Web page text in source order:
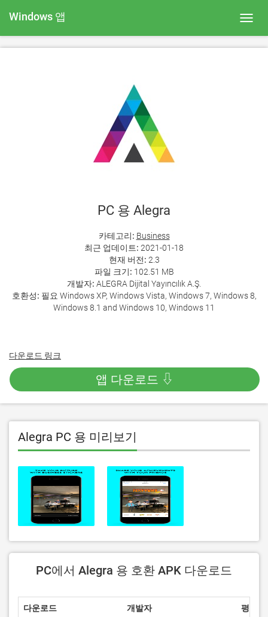
Windows 앱
PC 용 Alegra
카테고리: Business
최근 업데이트: 2021-01-18
현재 버전: 2.3
파일 크기: 102.51 MB
개발자: ALEGRA Dijital Yayıncılık A.Ş.
호환성: 필요 Windows XP, Windows Vista, Windows 7, Windows 8,
Windows 8.1 and Windows 10, Windows 11
다운로드 링크
앱 다운로드 ⇩
Alegra PC 용 미리보기
PC에서 Alegra 용 호환 APK 다운로드
다운로드 개발자 평점